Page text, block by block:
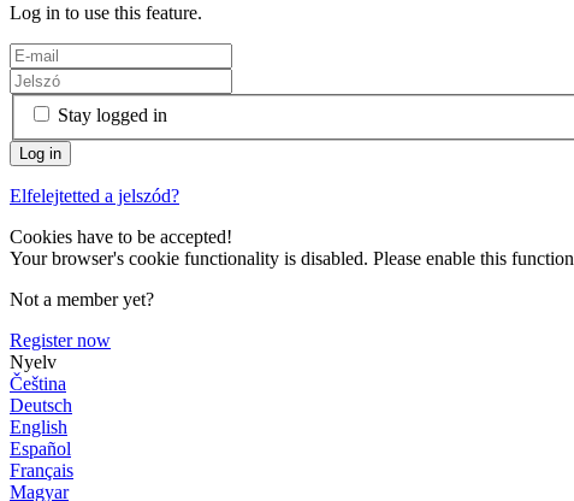
Log in to use this feature.
Stay logged in
Elfelejtetted a jelszód?
Cookies have to be accepted!
Your browser's cookie functionality is disabled. Please enable this
Not a member yet?
Register now
Nyelv
Čeština
Deutsch
English
Español
Français
Magyar